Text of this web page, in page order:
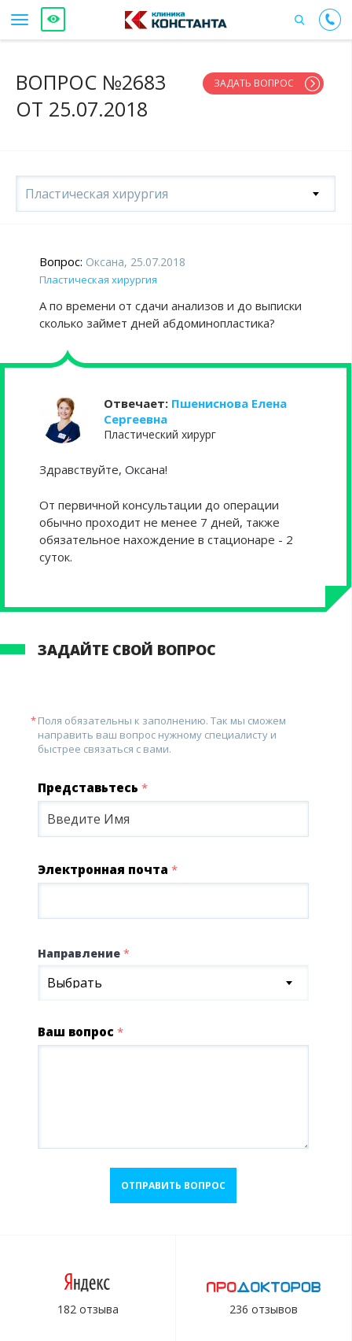
ВОПРОС №2683
ОТ 25.07.2018
ЗАДАТЬ ВОПРОС
Пластическая хирургия
Вопрос: Оксана, 25.07.2018
Пластическая хирургия
А по времени от сдачи анализов и до выписки
сколько займет дней абдоминопластика?
Отвечает: Пшениснова Елена
Сергеевна
Пластический хирург
Здравствуйте, Оксана!
От первичной консультации до операции
обычно проходит не менее 7 дней, также
обязательное нахождение в стационаре - 2
суток.
ЗАДАЙТЕ СВОЙ ВОПРОС
Поля обязательны к заполнению. Так мы сможем
направить ваш вопрос нужному специалисту и
быстрее связаться с вами.
Представьтесь *
Электронная почта *
Направление *
Выбрать
Ваш вопрос *
ОТПРАВИТЬ ВОПРОС
182 отзыва 236 отзывов